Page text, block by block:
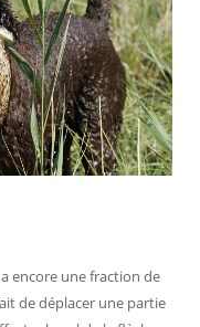
encore une fraction de
de déplacer une partie